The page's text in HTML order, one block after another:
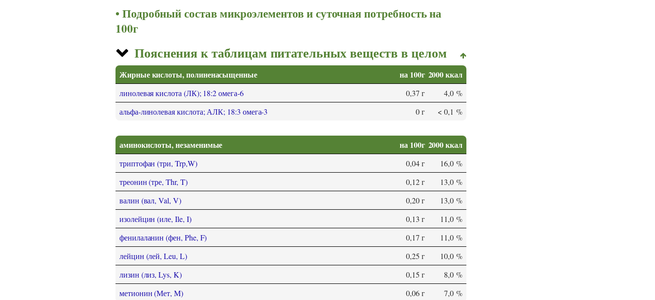
Подробный состав микроэлементов и суточная потребность на
100г
Пояснения к таблицам питательных веществ в целом
Жирные кислоты, полиненасыщенные на 100г 2000 ккал
линолевая кислота (ЛК); 18:2 омега-6 0,37 г
4,0 %
альфа-линолевая кислота; АЛК; 18:3 омега-3
0 г < 0,1 %
аминокислоты, незаменимые на 100г 2000 ккал
триптофан (три, Trp,W) 0,04 г
16,0 %
треонин (тре, Thr, T)
0,12 г
13,0 %
валин (вал, Val, V)
0,20 г
13,0 %
изолейцин (иле, Ile, I)
0,13 г
11,0 %
фенилаланин (фен, Phe, F)
0,17 г
11,0 %
лейцин (лей, Leu, L)
0,25 г
10,0 %
лизин (лиз, Lys, K)
0,15 г
8,0 %
метионин (Мет, M)
0,06 г 7,0 %